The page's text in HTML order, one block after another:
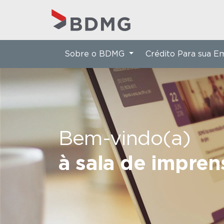
Bem-vindo(a)
à sala de
Sobre o BDMG Crédito Para sua